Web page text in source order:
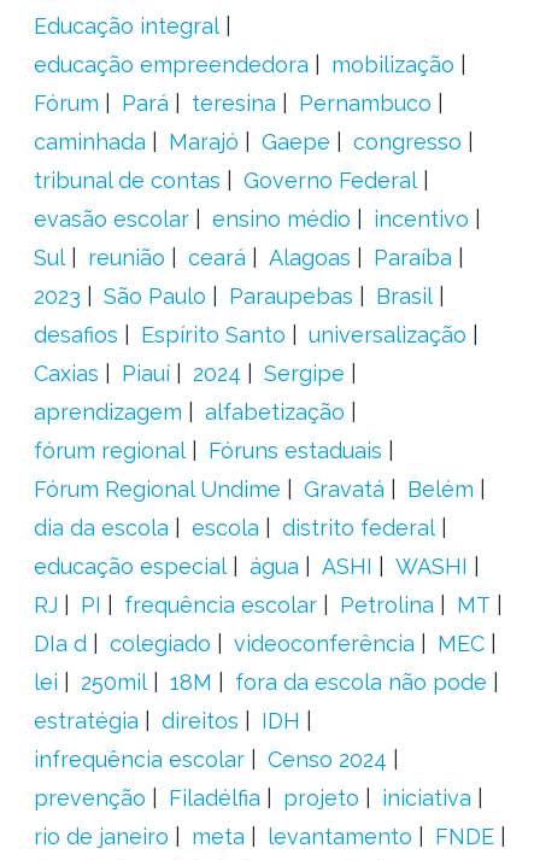
Educação integral
educação empreendedora
mobilização
Fórum
Pará teresina
Pernambuco
caminhada
Marajó Gaepe
congresso
tribunal de contas
Governo Federal
evasão escolar
ensino médio
incentivo
Sul
reunião ceará Alagoas
Paraíba
2023
São Paulo Paraupebas
Brasil
desafios
Espírito Santo
universalização
Caxias
Piauí 2024
Sergipe
aprendizagem
alfabetização
fórum regional
Fóruns estaduais
Fórum Regional Undime
Gravatá
Belém
dia da escola
escola
distrito federal
educação especial
água ASHI
WASHI
RJ
PI frequência escolar Petrolina
MT
DIa d
colegiado videoconferência
MEC
lei
250mil 18M
fora da escola não pode
estratégia
direitos
IDH
infrequência escolar
Censo 2024
prevenção
Filadélfia projeto
iniciativa
rio de janeiro
meta levantamento
FNDE